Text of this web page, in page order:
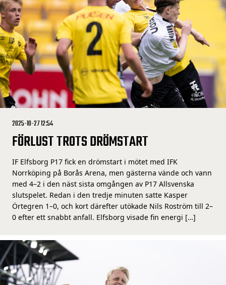
2025-10-27 12:54
FÖRLUST TROTS DRÖMSTART
IF Elfsborg P17 fick en drömstart i mötet med IFK
Norrköping på Borås Arena, men gästerna vände och vann
med 4–2 i den näst sista omgången av P17 Allsvenska
slutspelet. Redan i den tredje minuten satte Kasper
Örtegren 1–0, och kort därefter utökade Nils Roström till 2–
0 efter ett snabbt anfall. Elfsborg visade fin energi […]